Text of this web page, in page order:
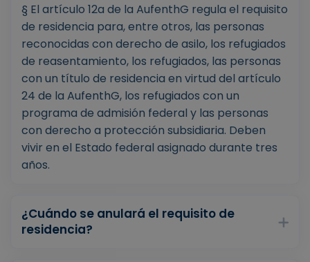
§ El artículo 12a de la AufenthG regula el requisito
de residencia para, entre otros, las personas
reconocidas con derecho de asilo, los refugiados
de reasentamiento, los refugiados, las personas
con un título de residencia en virtud del artículo
24 de la AufenthG, los refugiados con un
programa de admisión federal y las personas
con derecho a protección subsidiaria. Deben
vivir en el Estado federal asignado durante tres
años.
¿Cuándo se anulará el requisito de
residencia?